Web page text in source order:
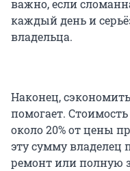
важно, если
каждый день и
владельца.
Наконец,
помогает.
около 20% от цены
эту сумму владелец
ремонт или полную